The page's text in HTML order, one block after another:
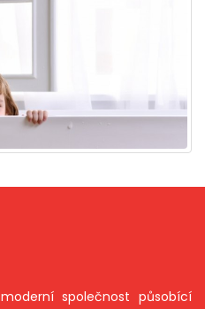
společnost působící